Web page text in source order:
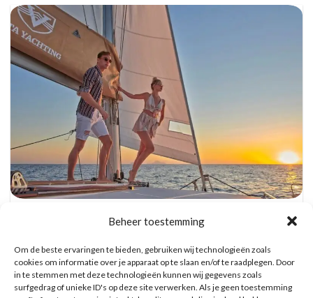
Beheer toestemming
Om de beste ervaringen te bieden, gebruiken wij technologieën zoals
cookies om informatie over je apparaat op te slaan en/of te raadplegen. Door
in te stemmen met deze technologieën kunnen wij gegevens zoals
surfgedrag of unieke ID's op deze site verwerken. Als je geen toestemming
Open Bar
WAT ZE OVER ONS ZEGGEN